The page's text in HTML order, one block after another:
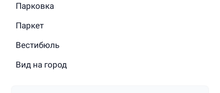
Парковка
Паркет
Вестибюль
Вид на город